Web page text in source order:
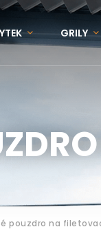
GRILY
pouzdro na